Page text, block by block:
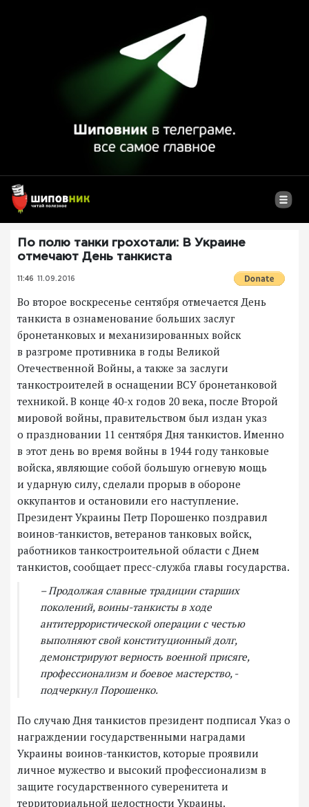
По полю танки грохотали: В Украине
отмечают День танкиста
11:46 11.09.2016
Во второе воскресенье сентября отмечается День
танкиста в ознаменование больших заслуг
бронетанковых и механизированных войск
в разгроме противника в годы Великой
Отечественной Войны, а также за заслуги
танкостроителей в оснащении ВСУ бронетанковой
техникой. В конце 40-х годов 20 века, после Второй
мировой войны, правительством был издан указ
о праздновании 11 сентября Дня танкистов. Именно
в этот день во время войны в 1944 году танковые
войска, являющие собой большую огневую мощь
и ударную силу, сделали прорыв в обороне
оккупантов и остановили его наступление.
Президент Украины Петр Порошенко поздравил
воинов-танкистов, ветеранов танковых войск,
работников танкостроительной области с Днем
танкистов, сообщает пресс-служба главы государства.
– Продолжая славные традиции старших
поколений, воины-танкисты в ходе
антитеррористической операции с честью
выполняют свой конституционный долг,
демонстрируют верность военной присяге,
профессионализм и боевое мастерство, -
подчеркнул Порошенко.
По случаю Дня танкистов президент подписал Указ о
награждении государственными наградами
Украины воинов-танкистов, которые проявили
личное мужество и высокий профессионализм в
защите государственного суверенитета и
территориальной целостности Украины.